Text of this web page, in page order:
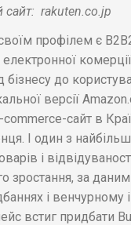
сайт: rakuten.co.jp
профілем є
комерції
бізнесу до
версії
сайт в
І один з
і
зростання, за
і венчурному
встиг придбати